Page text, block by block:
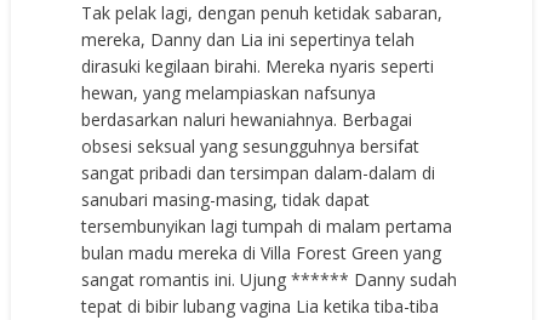
Tak pelak lagi, dengan penuh ketidak sabaran,
mereka, Danny dan Lia ini sepertinya telah
dirasuki kegilaan birahi. Mereka nyaris seperti
hewan, yang melampiaskan nafsunya
berdasarkan naluri hewaniahnya. Berbagai
obsesi seksual yang sesungguhnya bersifat
sangat pribadi dan tersimpan dalam-dalam di
sanubari masing-masing, tidak dapat
tersembunyikan lagi tumpah di malam pertama
bulan madu mereka di Villa Forest Green yang
sangat romantis ini. Ujung ****** Danny sudah
tepat di bibir lubang vagina Lia ketika tiba-tiba